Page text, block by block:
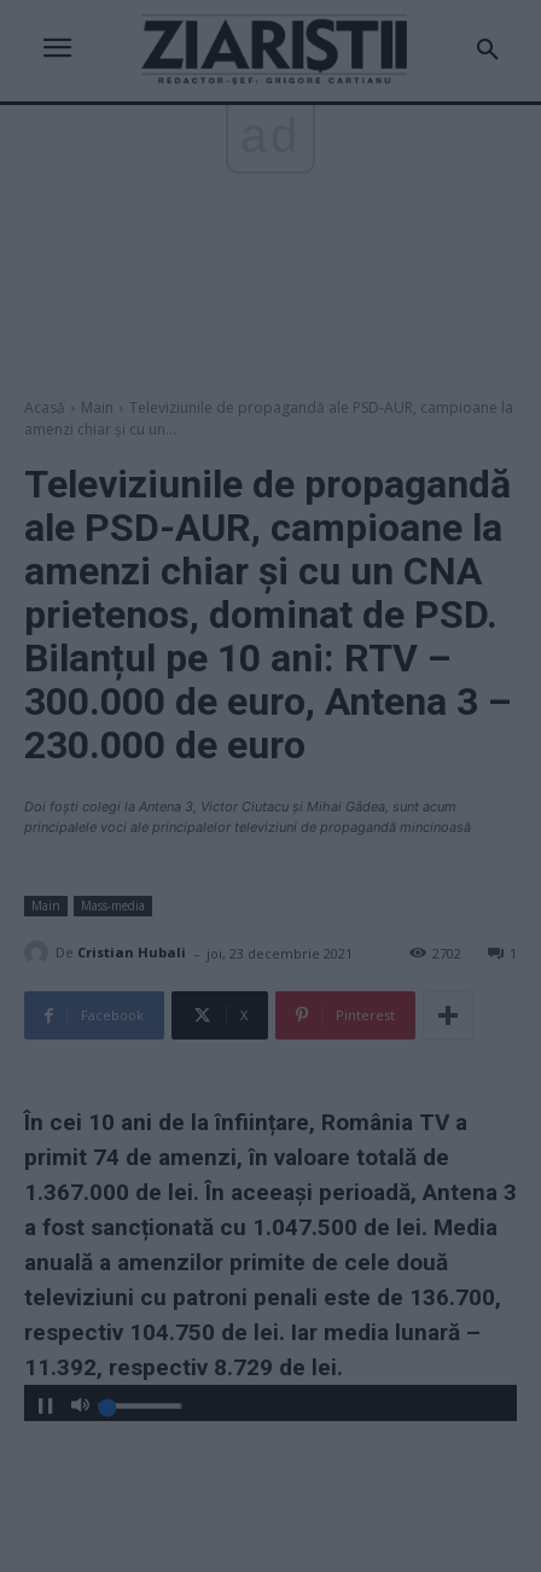
Acasă Main
Televiziunile de propagandă ale PSD-AUR, campioane la
amenzi chiar și cu un...
Televiziunile de propagandă
ale PSD-AUR, campioane la
amenzi chiar și cu un CNA
prietenos, dominat de PSD.
Bilanțul pe 10 ani: RTV –
300.000 de euro, Antena 3 –
230.000 de euro
Doi foști colegi la Antena 3, Victor Ciutacu și Mihai Gâdea, sunt acum
principalele voci ale principalelor televiziuni de propagandă mincinoasă
Main Mass-media
De Cristian Hubali - joi, 23 decembrie 2021 1
2702
Facebook X Pinterest
În cei 10 ani de la înființare, România TV a
primit 74 de amenzi, în valoare totală de
1.367.000 de lei. În aceeași perioadă, Antena 3
a fost sancționată cu 1.047.500 de lei. Media
anuală a amenzilor primite de cele două
televiziuni cu patroni penali este de 136.700,
respectiv 104.750 de lei. Iar media lunară –
11.392, respectiv 8.729 de lei.